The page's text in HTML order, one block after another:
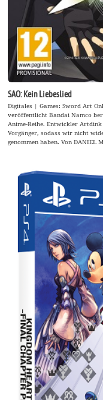
SAO: Kein Liebeslied
Digitales | Games: Sword Art
veröffentlicht Bandai Namco
Anime-Reihe. Entwickler
Vorgänger, sodass wir nicht
genommen haben. Von DANIEL